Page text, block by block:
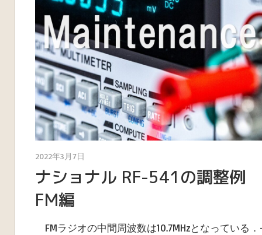
2022年3月7日
ナショナル RF-541の調整例
FM編
FMラジオの中間周波数は10.7MHzとなっている